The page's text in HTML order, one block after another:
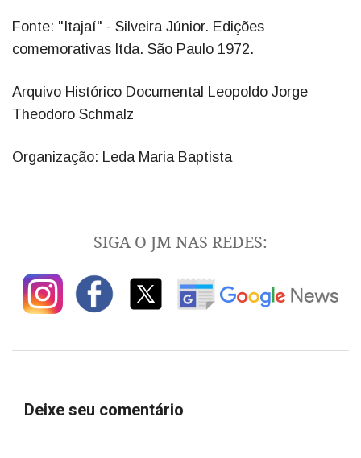
Fonte: "Itajaí" - Silveira Júnior. Edições
comemorativas ltda. São Paulo 1972.
Arquivo Histórico Documental Leopoldo Jorge
Theodoro Schmalz
Organização: Leda Maria Baptista
SIGA O JM NAS REDES:
Deixe seu comentário